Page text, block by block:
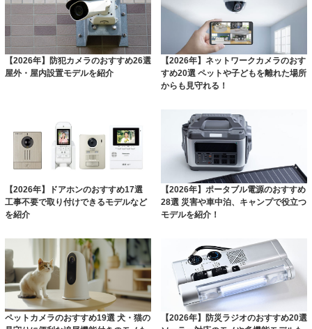
【2026年】防犯カメラのおすすめ26選
屋外・屋内設置モデルを紹介
【2026年】ネットワークカメラのおす
すめ20選 ペットや子どもを離れた場所
からも見守れる！
【2026年】ドアホンのおすすめ17選
工事不要で取り付けできるモデルなど
を紹介
【2026年】ポータブル電源のおすすめ
28選 災害や車中泊、キャンプで役立つ
モデルを紹介！
ペットカメラのおすすめ19選 犬・猫の
【2026年】防災ラジオのおすすめ20選